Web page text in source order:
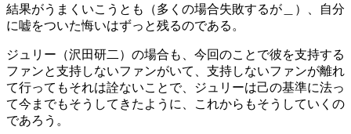
結果がうまくいこうとも（多くの場合失敗するが＿）、自分
に嘘をついた悔いはずっと残るのである。
ジュリー（沢田研二）の場合も、今回のことで彼を支持する
ファンと支持しないファンがいて、支持しないファンが離れ
て行ってもそれは詮ないことで、ジュリーは己の基準に法っ
て今までもそうしてきたように、これからもそうしていくの
であろう。